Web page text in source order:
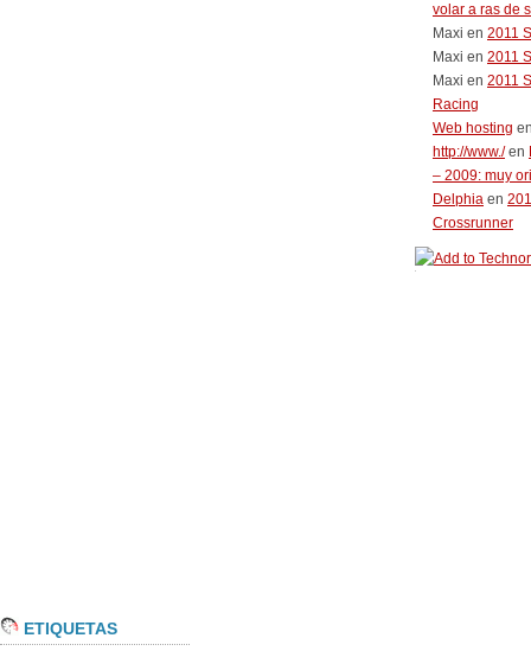
ETIQUETAS
volar a ras de
Maxi en 2011
Maxi en 2011
Maxi en 2011
Racing
Web hosting
http://www./en
– 2009: muy
Delphia en
Crossrunner